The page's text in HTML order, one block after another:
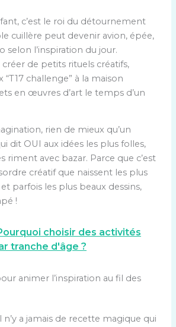
c’est le roi du détournement
cuillère peut devenir avion, épée,
selon l’inspiration du jour.
de petits rituels créatifs,
challenge” à la maison
en œuvres d’art le temps d’un
rien de mieux qu’un
dit OUI aux idées les plus folles,
riment avec bazar. Parce que c’est
créatif que naissent les plus
parfois les plus beaux dessins,
!
choisir des activités
tranche d'âge ?
animer l’inspiration au fil des
n’y a jamais de recette magique qui